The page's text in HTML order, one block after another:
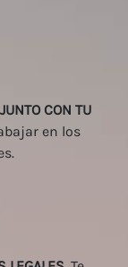
CON TU
en los